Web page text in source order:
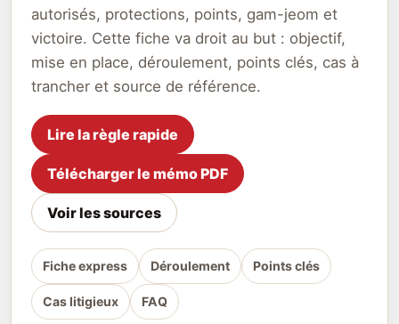
autorisés, protections, points, gam-jeom et
victoire. Cette fiche va droit au but : objectif,
mise en place, déroulement, points clés, cas à
trancher et source de référence.
Lire la règle rapide
Télécharger le mémo PDF
Voir les sources
Fiche express Déroulement Points clés
Cas litigieux FAQ